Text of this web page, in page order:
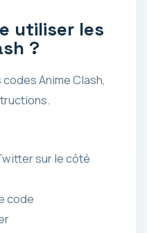
utiliser les
?
Anime Clash,
sur le côté
code